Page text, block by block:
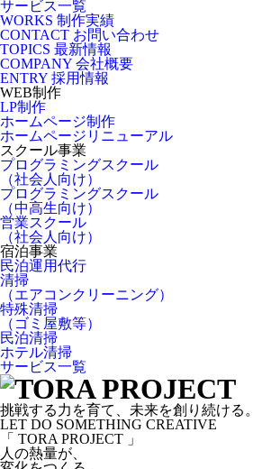
サービス一覧
WORKS 制作実績
CONTACT お問い合わせ
TOPICS 最新情報
COMPANY 会社概要
ENTRY 採用情報
WEB制作
LP制作
ホームページ制作
ホームページリニューアル
スクール事業
プログラミングスクール
（社会人向け）
プログラミングスクール
（中高生向け）
営業スクール
（社会人向け）
宿泊事業
民泊運用代行
清掃
（エアコンクリーニング）
特殊清掃
（ゴミ屋敷等）
民泊清掃
ホテル清掃
サービス一覧
挑戦する力を育て、未来を創り続ける。
LET DO SOMETHING CREATIVE
「 TORA PROJECT 」
人の熱量が、